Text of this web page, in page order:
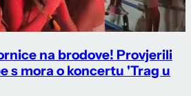
na brodove! Provjerili
s mora o koncertu 'Trag u